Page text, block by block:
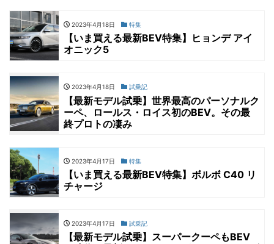
2023年4月18日 特集
【いま買える最新BEV特集】ヒョンデ アイ
オニック5
2023年4月18日 試乗記
【最新モデル試乗】世界最高のパーソナルク
ーペ、ロールス・ロイス初のBEV。その最
終プロトの凄み
2023年4月17日 特集
【いま買える最新BEV特集】ボルボ C40 リ
チャージ
2023年4月17日 試乗記
【最新モデル試乗】スーパークーペもBEV